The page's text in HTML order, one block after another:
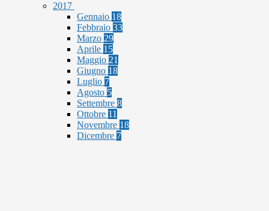
2017
Gennaio 18
Febbraio 33
Marzo 29
Aprile 15
Maggio 21
Giugno 18
Luglio 7
Agosto 5
Settembre 8
Ottobre 11
Novembre 18
Dicembre 7